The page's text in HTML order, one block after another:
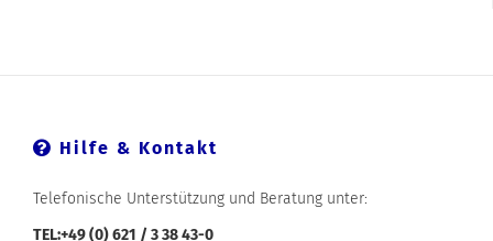
Hilfe & Kontakt
Telefonische Unterstützung und Beratung unter:
TEL:+49 (0) 621 / 3 38 43-0